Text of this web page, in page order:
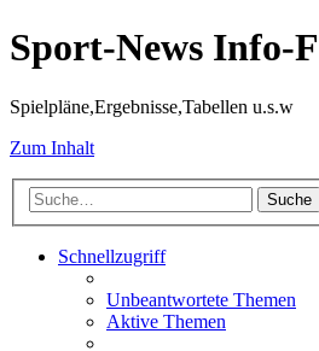
Sport-News Info-
Spielpläne,Ergebnisse,Tabellen u.s.w
Zum Inhalt
Suche
Schnellzugriff
Unbeantwortete Themen
Aktive Themen